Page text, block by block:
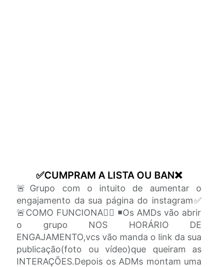
✅CUMPRAM A LISTA OU BAN❌
🚨Grupo com o intuito de aumentar o
engajamento da sua página do instagram✅
🚨COMO FUNCIONA👇🏽 ◾️Os AMDs vão abrir
o grupo NOS HORÁRIO DE
ENGAJAMENTO,vcs vão manda o link da sua
publicação(foto ou vídeo)que queiram as
INTERAÇÕES.Depois os ADMs montam uma